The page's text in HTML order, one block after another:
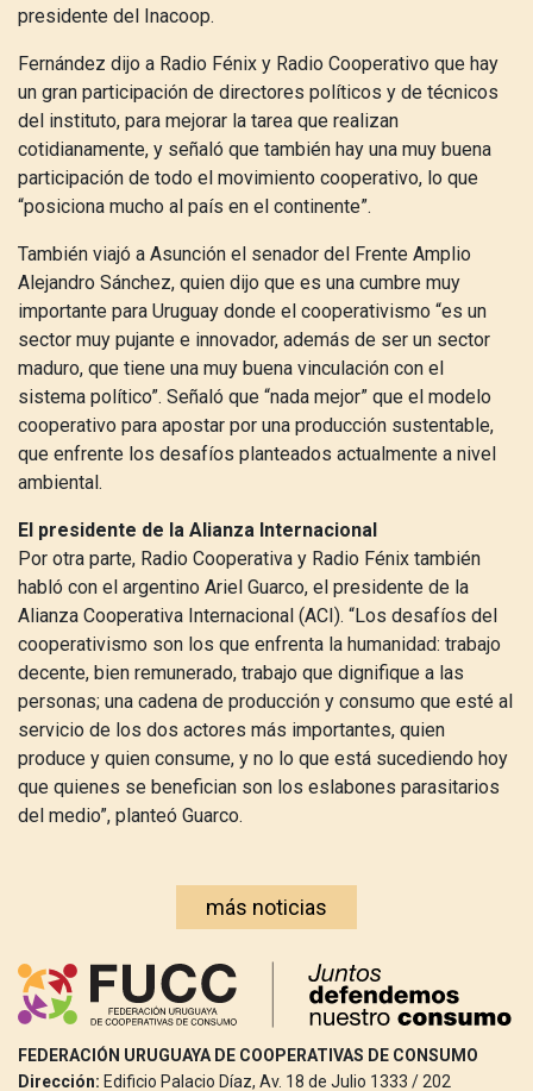
presidente del Inacoop.
Fernández dijo a Radio Fénix y Radio Cooperativo que hay
un gran participación de directores políticos y de técnicos
del instituto, para mejorar la tarea que realizan
cotidianamente, y señaló que también hay una muy buena
participación de todo el movimiento cooperativo, lo que
“posiciona mucho al país en el continente”.
También viajó a Asunción el senador del Frente Amplio
Alejandro Sánchez, quien dijo que es una cumbre muy
importante para Uruguay donde el cooperativismo “es un
sector muy pujante e innovador, además de ser un sector
maduro, que tiene una muy buena vinculación con el
sistema político”. Señaló que “nada mejor” que el modelo
cooperativo para apostar por una producción sustentable,
que enfrente los desafíos planteados actualmente a nivel
ambiental.
El presidente de la Alianza Internacional
Por otra parte, Radio Cooperativa y Radio Fénix también
habló con el argentino Ariel Guarco, el presidente de la
Alianza Cooperativa Internacional (ACI). “Los desafíos del
cooperativismo son los que enfrenta la humanidad: trabajo
decente, bien remunerado, trabajo que dignifique a las
personas; una cadena de producción y consumo que esté al
servicio de los dos actores más importantes, quien
produce y quien consume, y no lo que está sucediendo hoy
que quienes se benefician son los eslabones parasitarios
del medio”, planteó Guarco.
más noticias
FEDERACIÓN URUGUAYA DE COOPERATIVAS DE CONSUMO
Dirección: Edificio Palacio Díaz, Av. 18 de Julio 1333 / 202